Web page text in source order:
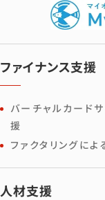
ファイナンス支援
バーチャルカード
援
ファクタリングに
人材支援